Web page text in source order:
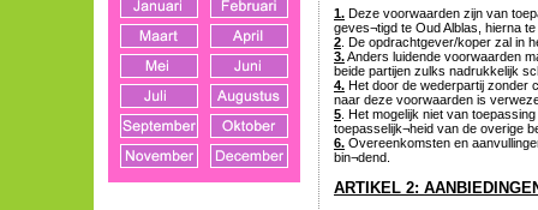
1. Deze voorwaarden zijn van
geves¬tigd te Oud Alblas, hierna
2 . De opdrachtgever/koper zal in
3.Anders luidende voorwaarden
beide partijen zulks nadrukkelijk
4. Het door de wederpartij zonder
naar deze voorwaarden is
5 . Het mogelijk niet van
toepasselijk¬heid van de overige
6. Overeenkomsten en
bin¬dend.
ARTIKEL 2: